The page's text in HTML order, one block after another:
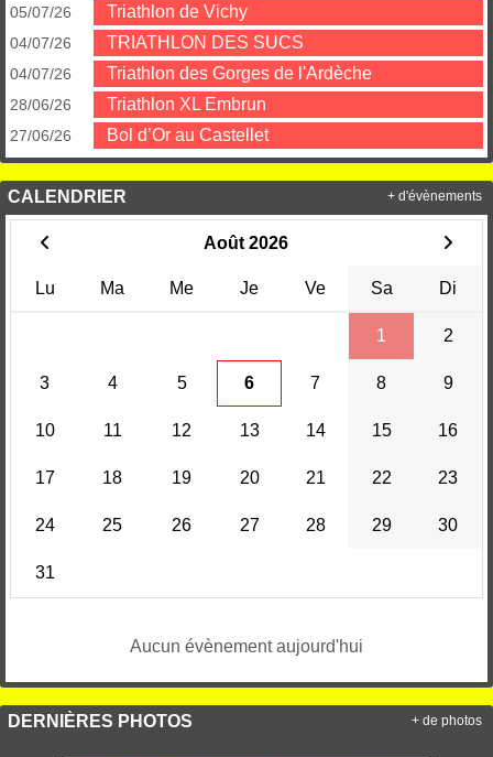
05/07/26 Triathlon de Vichy
04/07/26 TRIATHLON DES SUCS
04/07/26 Triathlon des Gorges de l'Ardèche
28/06/26 Triathlon XL Embrun
27/06/26 Bol d’Or au Castellet
CALENDRIER
Août 2026
Lu Ma Me Je Ve Sa Di
1 2
3 4 5 6 7 8 9
10 11 12 13 14 15 16
17 18 19 20 21 22 23
24 25 26 27 28 29 30
31
Aucun évènement aujourd'hui
+ d'évènements
DERNIÈRES PHOTOS + de photos